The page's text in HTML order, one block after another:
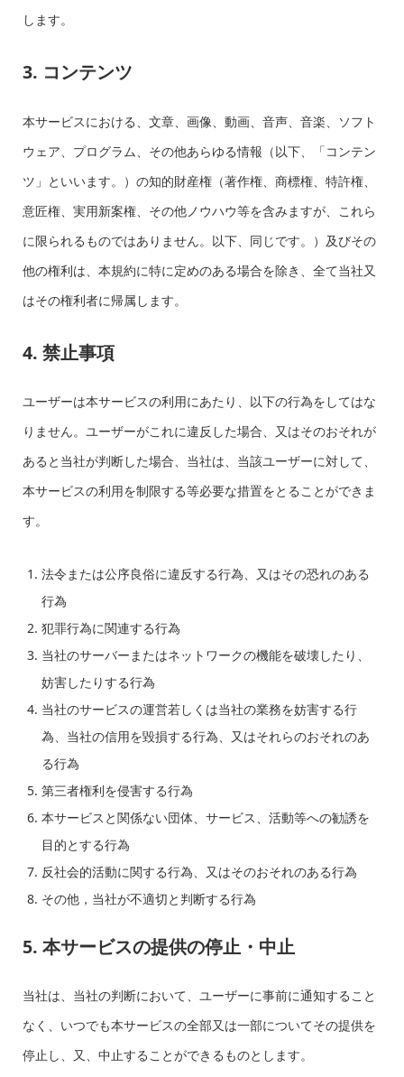
します。
3. コンテンツ
本サービスにおける、文章、画像、動画、音声、音楽、ソフト
ウェア、プログラム、その他あらゆる情報（以下、「コンテン
ツ」といいます。）の知的財産権（著作権、商標権、特許権、
意匠権、実用新案権、その他ノウハウ等を含みますが、これら
に限られるものではありません。以下、同じです。）及びその
他の権利は、本規約に特に定めのある場合を除き、全て当社又
はその権利者に帰属します。
4. 禁止事項
ユーザーは本サービスの利用にあたり、以下の行為をしてはな
りません。ユーザーがこれに違反した場合、又はそのおそれが
あると当社が判断した場合、当社は、当該ユーザーに対して、
本サービスの利用を制限する等必要な措置をとることができま
す。
法令または公序良俗に違反する行為、又はその恐れのある
行為
犯罪行為に関連する行為
当社のサーバーまたはネットワークの機能を破壊したり、
妨害したりする行為
当社のサービスの運営若しくは当社の業務を妨害する行
為、当社の信用を毀損する行為、又はそれらのおそれのあ
る行為
第三者権利を侵害する行為
本サービスと関係ない団体、サービス、活動等への勧誘を
目的とする行為
反社会的活動に関する行為、又はそのおそれのある行為
その他，当社が不適切と判断する行為
5. 本サービスの提供の停止・中止
当社は、当社の判断において、ユーザーに事前に通知すること
なく、いつでも本サービスの全部又は一部についてその提供を
停止し、又、中止することができるものとします。